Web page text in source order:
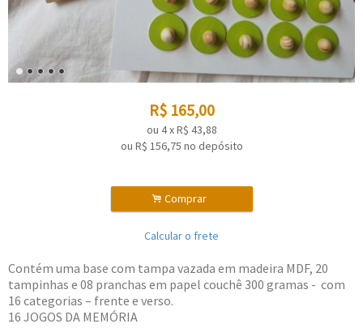
R$ 165,00
ou 4xR$ 43,88
ou R$ 156,75 no depósito
. Comprar
Calcular o frete
Contém uma base com tampa vazada em madeira MDF, 20
tampinhas e 08 pranchas em papel couchê 300 gramas - com
16 categorias – frente e verso.
16 JOGOS DA MEMÓRIA